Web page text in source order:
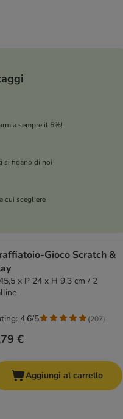
sempre il 5%!
si fidano di noi
cui scegliere
Gioco Scratch &
x P 24 x H 9,3 cm / 2
€
4.6/5 (207)
Aggiungi al carrello